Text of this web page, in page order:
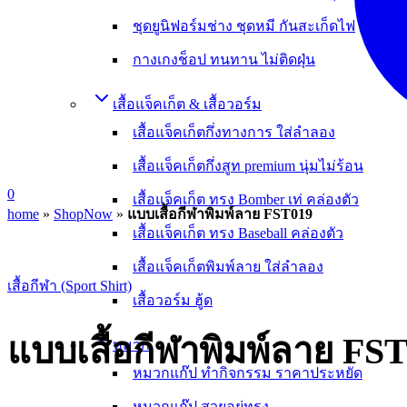
ชุดยูนิฟอร์มช่าง ชุดหมี กันสะเก็ดไฟ
กางเกงช็อป ทนทาน ไม่ติดฝุ่น
เสื้อแจ็คเก็ต & เสื้อวอร์ม
เสื้อแจ็คเก็ตกึ่งทางการ ใส่ลำลอง
เสื้อแจ็คเก็ตกึ่งสูท premium นุ่มไม่ร้อน
เสื้อแจ็คเก็ต ทรง Bomber เท่ คล่องตัว
เสื้อแจ็คเก็ต ทรง Baseball คล่องตัว
เสื้อแจ็คเก็ตพิมพ์ลาย ใส่ลำลอง
เสื้อวอร์ม ฮู้ด
หมวก
หมวกแก๊ป ทำกิจกรรม ราคาประหยัด
0
home » ShopNow » แบบเสื้อกีฬาพิมพ์ลาย FST019
เสื้อกีฬา (Sport Shirt)
แบบเสื้อกีฬาพิมพ์ลาย